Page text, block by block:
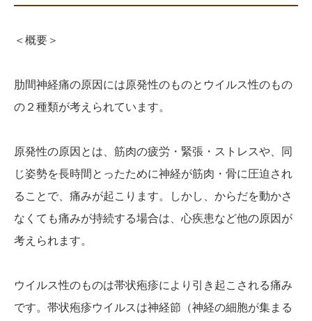
アクセス
かんわブログ
お問い合わせ
＜概要＞
肋間神経痛の原因には原発性のものとウイルス性のもの
の２種類が考えられています。
原発性の原因とは、筋肉の疲労・緊張・ストレスや、同
じ姿勢を長時間とったために神経が筋肉・骨に圧迫され
ることで、痛みが起こります。しかし、からだを動かさ
なくても痛みが持続する場合は、心疾患など他の原因が
考えられます。
ウイルス性のものは帯状疱疹により引き起こされる痛み
です。帯状疱疹ウイルスは神経節（神経の細胞が集まる